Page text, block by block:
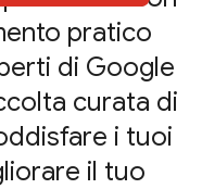
pratico
di Google
curata di
i tuoi
il tuo